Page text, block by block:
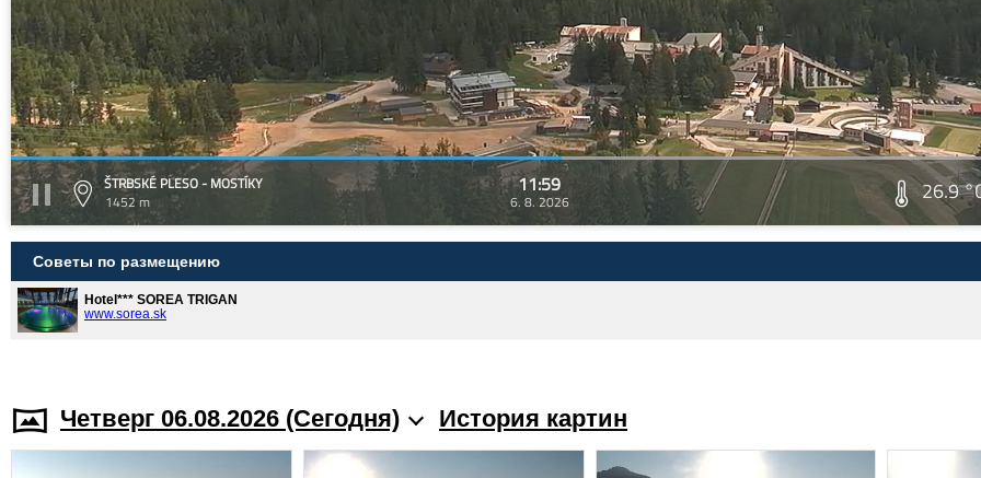
ŠTRBSKÉ PLESO - MOSTÍKY
1452 m
11:59
6. 8. 2026 26.9
Советы по размещению
Hotel*** SOREA TRIGAN
www.sorea.sk
Четверг 06.08.2026 (Cегодня) История картин